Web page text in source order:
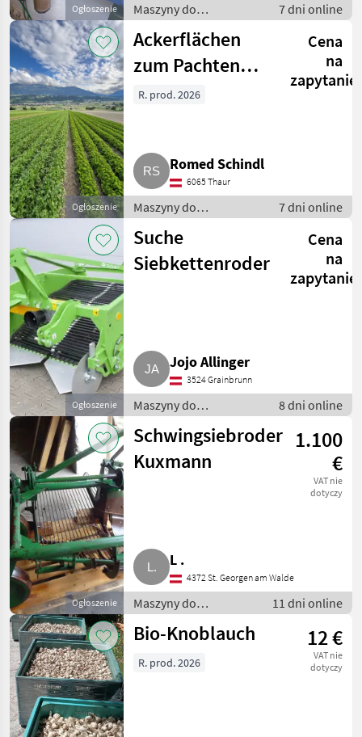
Ogłoszenie
Maszyny do
warzywnictwa / Inne
maszyny do
warzywnictwa
7 dni online
Ogłoszenie
Ackerflächen
zum Pachten
gesucht in Tirol
Cena
na
zapytanie
R. prod. 2026
Romed Schindl
6065 Thaur
Maszyny do
warzywnictwa / Inne
maszyny do
warzywnictwa
7 dni online
Ogłoszenie
Suche
Siebkettenroder
Cena
na
zapytanie
Jojo Allinger
3524 Grainbrunn
Maszyny do
warzywnictwa / Inne
maszyny do
warzywnictwa
8 dni online
Ogłoszenie
Schwingsiebroder
Kuxmann
1.100
€
VAT nie
dotyczy
L .
4372 St. Georgen am Walde
Maszyny do
warzywnictwa / Inne
maszyny do
11 dni online
Bio-Knoblauch 12 €
VAT nie
dotyczy
R. prod. 2026